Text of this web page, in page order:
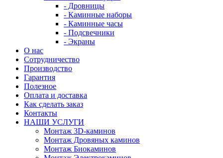
- Дровницы
- Каминные наборы
- Каминные часы
- Подсвечники
- Экраны
О нас
Сотрудничество
Производство
Гарантия
Полезное
Оплата и доставка
Как сделать заказ
Контакты
НАШИ УСЛУГИ
Монтаж 3D-каминов
Монтаж Дровяных каминов
Монтаж Биокаминов